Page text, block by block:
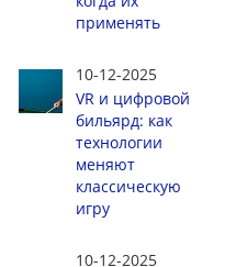
применять
10-12-2025
VR и цифровой
бильярд: как
технологии
меняют
классическую
игру
10-12-2025